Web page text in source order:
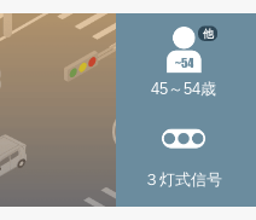
45～54歳
他
３灯式信号